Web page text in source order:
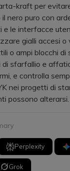
kraft per
nero puro con
e le interfacce
gialli accesi o
o ampi blocchi di
sfarfallio e
e controlla
nei progetti di
possono alterarsi.
Perplexity
Grok